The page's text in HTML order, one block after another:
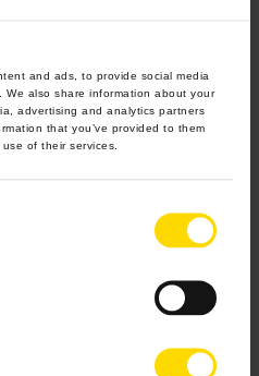
and ads, to provide social media
also share information about your
advertising and analytics partners
that you’ve provided to them
of their services.
4.9 z 5.0